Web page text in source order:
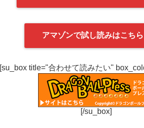
アマゾンで試し読みはこちら
[su_box title="合わせて読みたい"
[/su_box]